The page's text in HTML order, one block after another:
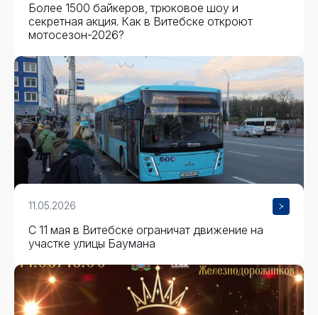
Более 1500 байкеров, трюковое шоу и
секретная акция. Как в Витебске откроют
мотосезон-2026?
11.05.2026
С 11 мая в Витебске ограничат движение на
участке улицы Баумана